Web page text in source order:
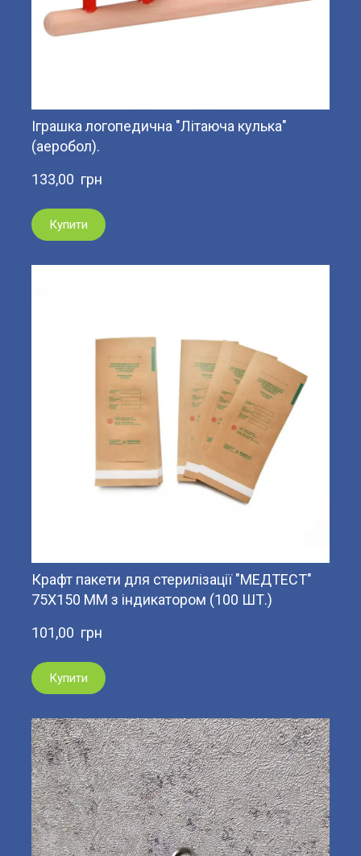
Іграшка логопедична "Літаюча кулька"
(аеробол).
133,00  грн
Купити
Крафт пакети для стерилізації "МЕДТЕСТ"
75Х150 ММ з індикатором (100 ШТ.)
101,00  грн
Купити